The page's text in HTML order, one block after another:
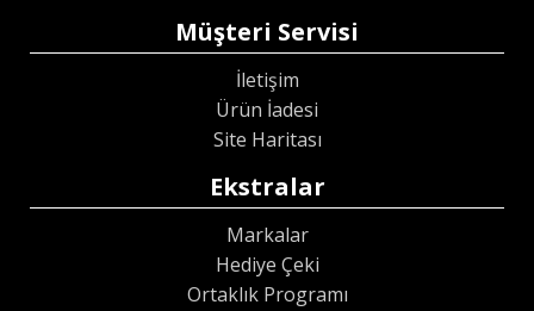
Müşteri Servisi
İletişim
Ürün İadesi
Site Haritası
Ekstralar
Markalar
Hediye Çeki
Ortaklık Programı